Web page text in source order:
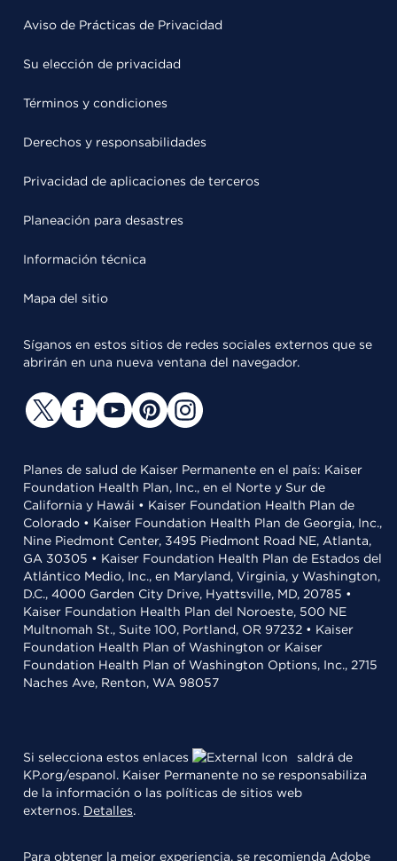
Aviso de Prácticas de Privacidad
Su elección de privacidad
Términos y condiciones
Derechos y responsabilidades
Privacidad de aplicaciones de terceros
Planeación para desastres
Información técnica
Mapa del sitio
Síganos en estos sitios de redes sociales externos que se
abrirán en una nueva ventana del navegador.
Planes de salud de Kaiser Permanente en el país: Kaiser
Foundation Health Plan, Inc., en el Norte y Sur de
California y Hawái • Kaiser Foundation Health Plan de
Colorado • Kaiser Foundation Health Plan de Georgia, Inc.,
Nine Piedmont Center, 3495 Piedmont Road NE, Atlanta,
GA 30305 • Kaiser Foundation Health Plan de Estados del
Atlántico Medio, Inc., en Maryland, Virginia, y Washington,
D.C., 4000 Garden City Drive, Hyattsville, MD, 20785 •
Kaiser Foundation Health Plan del Noroeste, 500 NE
Multnomah St., Suite 100, Portland, OR 97232 • Kaiser
Foundation Health Plan of Washington or Kaiser
Foundation Health Plan of Washington Options, Inc., 2715
Naches Ave, Renton, WA 98057
Si selecciona estos enlaces
saldrá de
KP.org/espanol. Kaiser Permanente no se responsabiliza
de la información o las políticas de sitios web
externos. Detalles.
Para obtener la mejor experiencia, se recomienda Adobe